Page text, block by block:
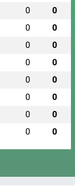
0 0
0 0
0 0
0 0
0 0
0 0
0 0
0 0